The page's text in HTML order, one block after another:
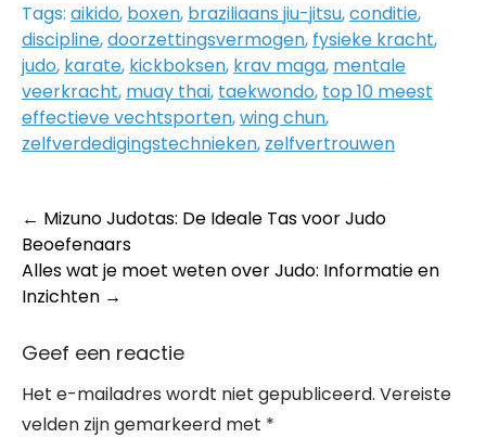
Tags: aikido, boxen, braziliaans jiu-jitsu,conditie,
discipline,doorzettingsvermogen, fysieke kracht,
judo, karate, kickboksen, krav maga, mentale
veerkracht, muay thai, taekwondo, top 10 meest
effectieve vechtsporten,wing chun,
zelfverdedigingstechnieken, zelfvertrouwen
Post
navigation
← Mizuno Judotas: De Ideale Tas voor Judo
Beoefenaars
Alles wat je moet weten over Judo: Informatie en
Inzichten →
Geef een reactie
Het e-mailadres wordt niet gepubliceerd. Vereiste
velden zijn gemarkeerd met *